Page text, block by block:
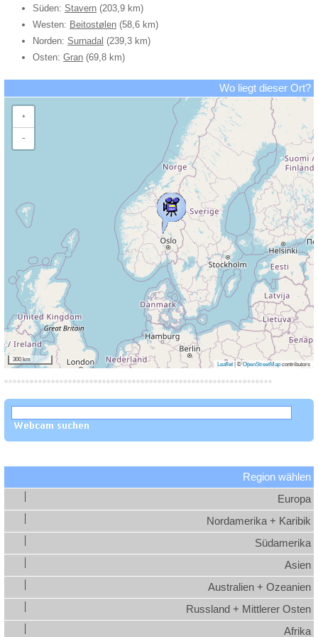
Süden: Stavern (203,9 km)
Westen: Beitostølen (58,6 km)
Norden: Surnadal (239,3 km)
Osten: Gran (69,8 km)
Wo liegt dieser Ort?
+
−
300 km
Leaflet ©OpenStreetMap contributors
Region wählen
Europa
Nordamerika + Karibik
Südamerika
Asien
Australien + Ozeanien
Russland + Mittlerer Osten
Afrika